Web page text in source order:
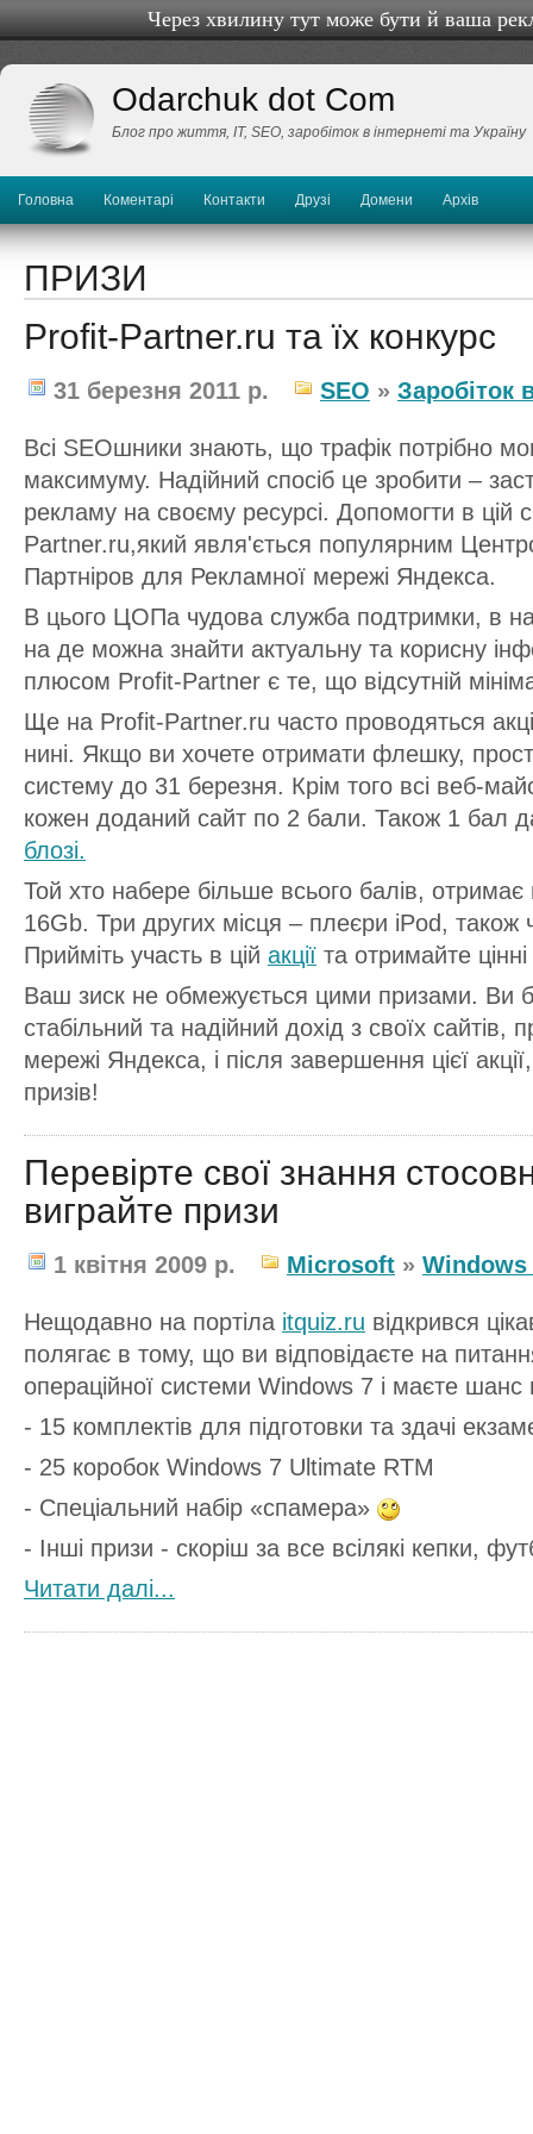
Через хвилину тут може бути й ваша
Odarchuk dot Com
Блог про життя, IТ, SEO, заробіток в інтернеті та Україну
Головна Коментарі Контакти Друзі Домени Архів
ПРИЗИ
Profit-Partner.ru та їх конкурс
31 березня 2011 р. SEO » Заробіток
Всі SEOшники знають, що трафік потрібно
максимуму. Надійний спосіб це зробити –
рекламу на своєму ресурсі. Допомогти в цій
Partner.ru,який явля'ється популярним
Партніров для Рекламної мережі Яндекса.
В цього ЦОПа чудова служба подтримки, в
на де можна знайти актуальну та корисну
плюсом Profit-Partner є те, що відсутній
Ще на Profit-Partner.ru часто проводяться
нині. Якщо ви хочете отримати флешку,
систему до 31 березня. Крім того всі веб-
кожен доданий сайт по 2 бали. Також 1 бал
блозі.
Той хто набере більше всього балів,
16Gb. Три других місця – плеєри iPod, також
Прийміть участь в цій акції та отримайте
Ваш зиск не обмежується цими призами. Ви
стабільний та надійний дохід з своїх
мережі Яндекса, і після завершення цієї
призів!
Перевірте свої знання
виграйте призи
1 квітня 2009 р. Microsoft » Windows
Нещодавно на портіла itquiz.ru відкрився
полягає в тому, що ви відповідаєте на
операційної системи Windows 7 і маєте шанс
- 15 комплектів для підготовки та здачі
- 25 коробок Windows 7 Ultimate RTM
- Спеціальний набір «спамера»
- Інші призи - скоріш за все всілякі кепки,
Читати далі...